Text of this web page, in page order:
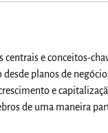
e conceitos-
planos de
e
de uma maneira